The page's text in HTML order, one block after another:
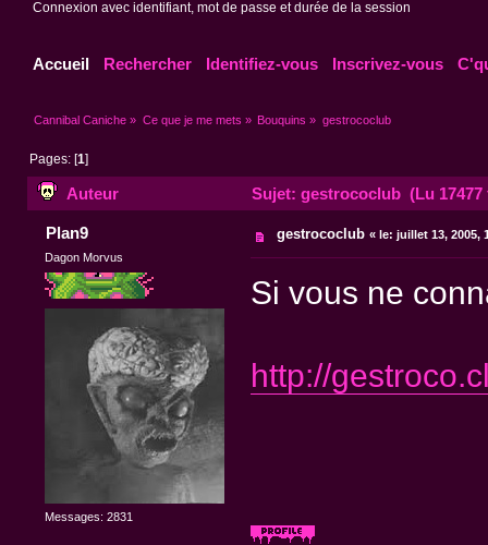
Connexion avec identifiant, mot de passe et durée de la session
Accueil Rechercher Identifiez-vous Inscrivez-vous
Cannibal Caniche » Ce que je me mets » Bouquins » gestrococlub
Pages: [1]
Auteur Sujet: gestrococlub (Lu 17477
Plan9
Dagon Morvus
Messages: 2831
gestrococlub «le: juillet 13, 2005,
Si vous ne
http://